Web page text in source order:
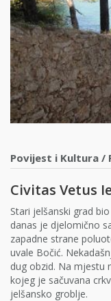
Povijest i Kultura /
Civitas Vetus
Stari jelšanski grad
danas je djelomično
zapadne strane
uvale Bočić.
dug obzid. Na mjestu
kojeg je sačuvana
jelšansko groblje.